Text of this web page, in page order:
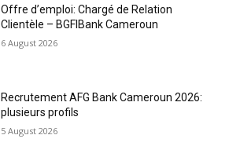
Offre d’emploi: Chargé de Relation
Clientèle – BGFIBank Cameroun
6 August 2026
Recrutement AFG Bank Cameroun 2026:
plusieurs profils
5 August 2026